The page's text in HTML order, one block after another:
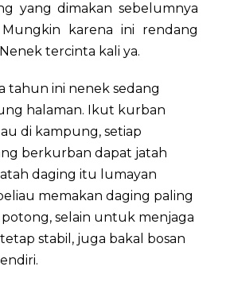
yang dimakan sebelumnya
karena ini rendang
tercinta kali ya.
tahun ini nenek sedang
halaman. Ikut kurban
di kampung, setiap
berkurban dapat jatah
daging itu lumayan
memakan daging paling
selain untuk menjaga
stabil, juga bakal bosan